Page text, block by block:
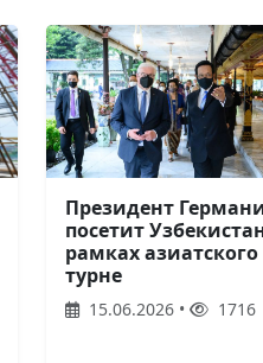
Президент
посетит
рамках азиатского
турне
15.06.2026 • 1716